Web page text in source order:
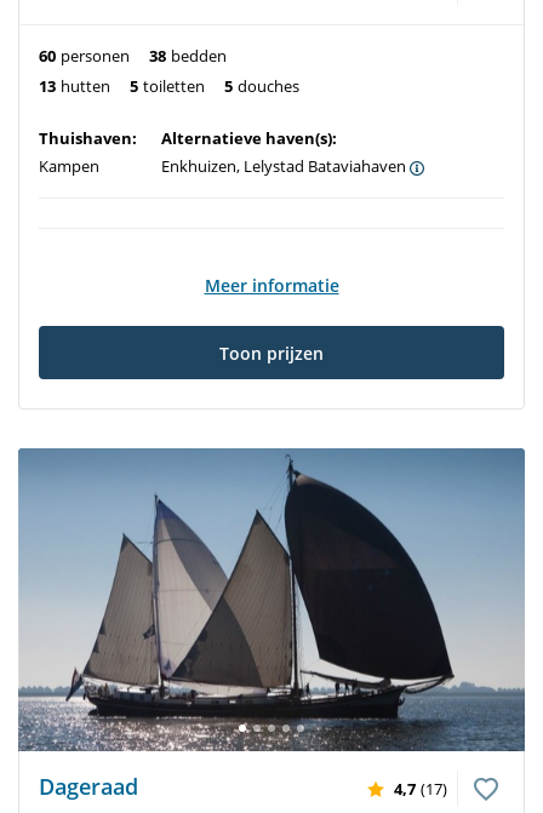
60 personen 38 bedden
13 hutten 5 toiletten 5 douches
Thuishaven:
Kampen
Alternatieve haven(s):
Enkhuizen, Lelystad Bataviahaven
Meer informatie
Toon prijzen
Dageraad 4,7 (17)